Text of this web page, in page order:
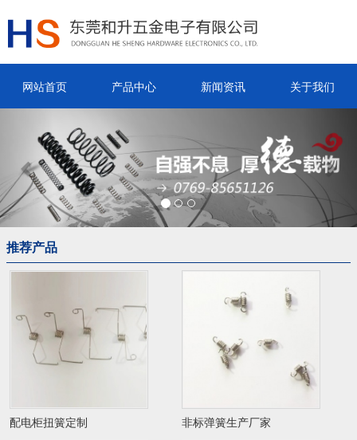
网站首页 产品中心 新闻资讯 关于我们
推荐产品
配电柜扭簧定制 非标弹簧生产厂家